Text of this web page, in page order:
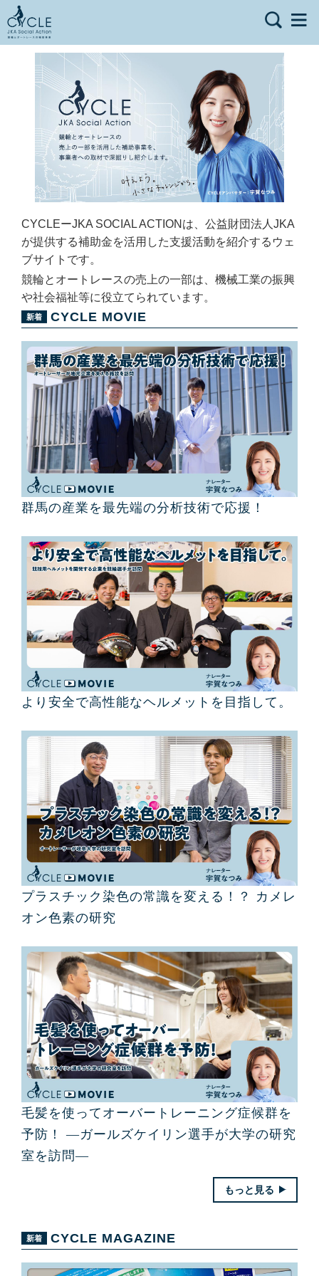
CYCLEーJKA SOCIAL ACTIONは、公益財団法人JKA
が提供する補助金を活用した支援活動を紹介するウェ
ブサイトです。
競輪とオートレースの売上の一部は、機械工業の振興
や社会福祉等に役立てられています。
CYCLE MOVIE
群馬の産業を最先端の分析技術で応援！
より安全で高性能なヘルメットを目指して。
プラスチック染色の常識を変える！？ カメレ
オン色素の研究
毛髪を使ってオーバートレーニング症候群を
予防！ ―ガールズケイリン選手が大学の研究
室を訪問―
もっと見る
CYCLE MAGAZINE